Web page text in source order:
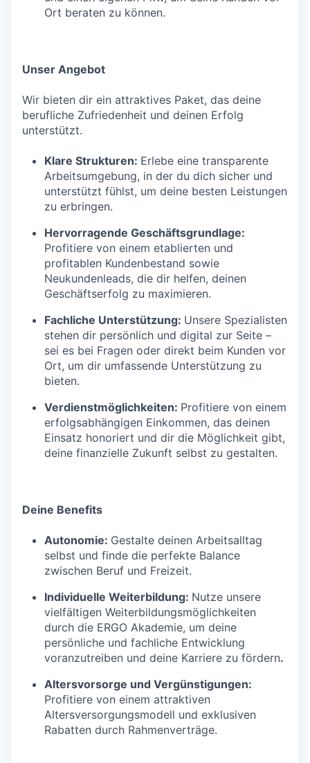
Ort beraten zu können.
Unser Angebot
Wir bieten dir ein attraktives Paket, das deine
berufliche Zufriedenheit und deinen Erfolg
unterstützt.
Klare Strukturen: Erlebe eine transparente
Arbeitsumgebung, in der du dich sicher und
unterstützt fühlst, um deine besten Leistungen
zu erbringen.
Hervorragende Geschäftsgrundlage:
Profitiere von einem etablierten und
profitablen Kundenbestand sowie
Neukundenleads, die dir helfen, deinen
Geschäftserfolg zu maximieren.
Fachliche Unterstützung: Unsere Spezialisten
stehen dir persönlich und digital zur Seite –
sei es bei Fragen oder direkt beim Kunden vor
Ort, um dir umfassende Unterstützung zu
bieten.
Verdienstmöglichkeiten: Profitiere von einem
erfolgsabhängigen Einkommen, das deinen
Einsatz honoriert und dir die Möglichkeit gibt,
deine finanzielle Zukunft selbst zu gestalten.
Deine Benefits
Autonomie: Gestalte deinen Arbeitsalltag
selbst und finde die perfekte Balance
zwischen Beruf und Freizeit.
Individuelle Weiterbildung: Nutze unsere
vielfältigen Weiterbildungsmöglichkeiten
durch die ERGO Akademie, um deine
persönliche und fachliche Entwicklung
voranzutreiben und deine Karriere zu fördern.
Altersvorsorge und Vergünstigungen:
Profitiere von einem attraktiven
Altersversorgungsmodell und exklusiven
Rabatten durch Rahmenverträge.